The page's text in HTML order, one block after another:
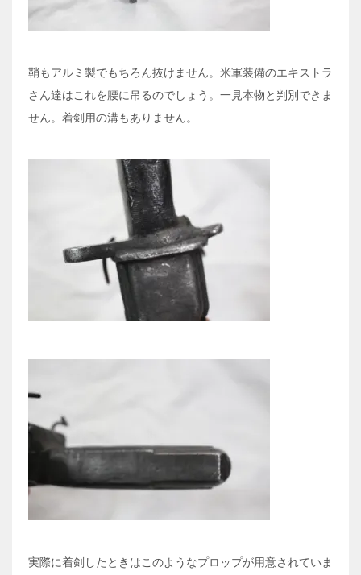
鞘もアルミ製でもちろん抜けません。米軍装備のエキストラ
さん達はこれを腰に吊るのでしょう。一見本物と判別できま
せん。着剣用の溝もありません。
実際に着剣したときはこのようなプロップが用意されていま